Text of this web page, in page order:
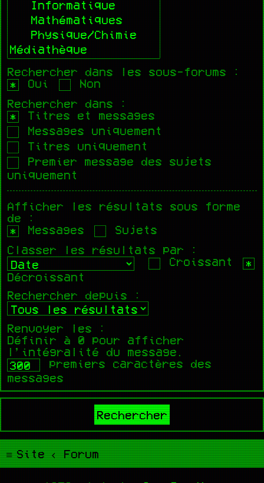
Rechercher dans les sous-forums :
Oui
Non
Rechercher dans :
Titres et messages
Messages uniquement
Titres uniquement
Premier message des sujets
uniquement
Afficher les résultats sous forme
de :
Messages
Sujets
Classer les résultats par :
Croissant
Décroissant
Rechercher depuis :
Renvoyer les :
Définir à 0 pour afficher
l’intégralité du message.
premiers caractères des
messages
Site Forum